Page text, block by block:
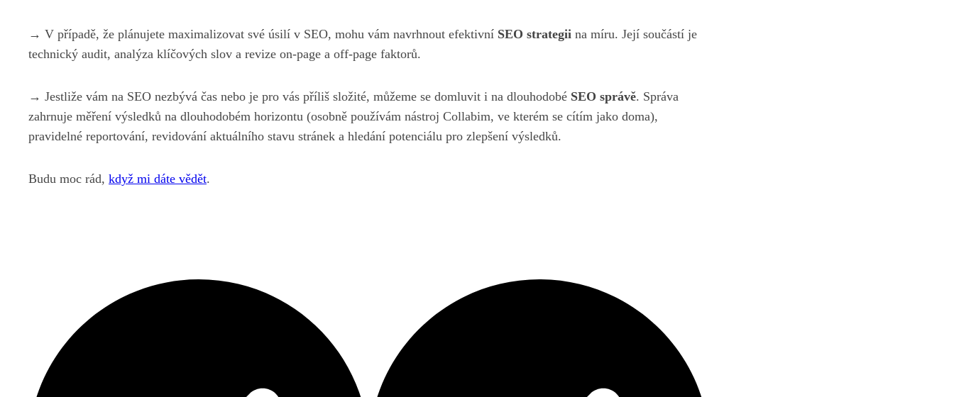
→ V případě, že plánujete maximalizovat své úsilí v SEO, mohu vám navrhnout efektivní SEO strategii na míru. Její součástí je
technický audit, analýza klíčových slov a revize on-page a off-page faktorů.
→ Jestliže vám na SEO nezbývá čas nebo je pro vás příliš složité, můžeme se domluvit i na dlouhodobé SEO správě. Správa
zahrnuje měření výsledků na dlouhodobém horizontu (osobně používám nástroj Collabim, ve kterém se cítím jako doma),
pravidelné reportování, revidování aktuálního stavu stránek a hledání potenciálu pro zlepšení výsledků.
Budu moc rád, když mi dáte vědět.